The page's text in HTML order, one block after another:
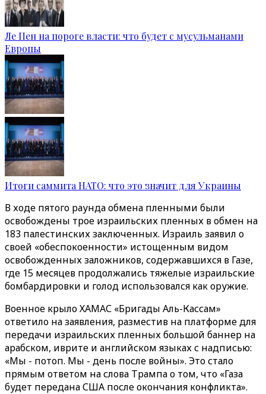
Ле Пен на пороге власти: что будет с мусульманами
Европы
Итоги саммита НАТО: что это значит для Украины
В ходе пятого раунда обмена пленными были
освобождены трое израильских пленных в обмен на
183 палестинских заключенных. Израиль заявил о
своей «обеспокоенности» истощенным видом
освобожденных заложников, содержавшихся в Газе,
где 15 месяцев продолжались тяжелые израильские
бомбардировки и голод использовался как оружие.
Военное крыло ХАМАС «Бригады Аль-Кассам»
ответило на заявления, разместив на платформе для
передачи израильских пленных большой баннер на
арабском, иврите и английском языках с надписью:
«Мы - потоп. Мы - день после войны». Это стало
прямым ответом на слова Трампа о том, что «Газа
будет передана США после окончания конфликта».